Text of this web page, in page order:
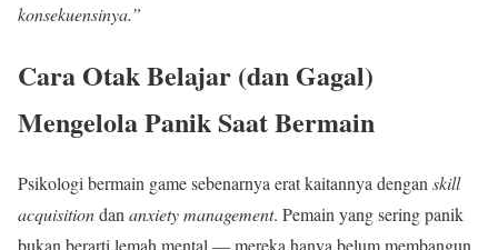
konsekuensinya.”
Cara Otak Belajar (dan Gagal)
Mengelola Panik Saat Bermain
Psikologi bermain game sebenarnya erat kaitannya dengan skill
acquisitiondan anxiety management. Pemain yang sering panik
bukan berarti lemah mental — mereka hanya belum membangun